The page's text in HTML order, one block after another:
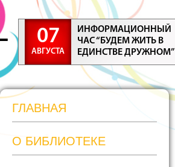
07
АВГУСТА
ИНФОРМАЦИОННЫЙ
ЧАС “БУДЕМ ЖИТЬ В
ЕДИНСТВЕ ДРУЖНОМ”
ГЛАВНАЯ
О БИБЛИОТЕКЕ